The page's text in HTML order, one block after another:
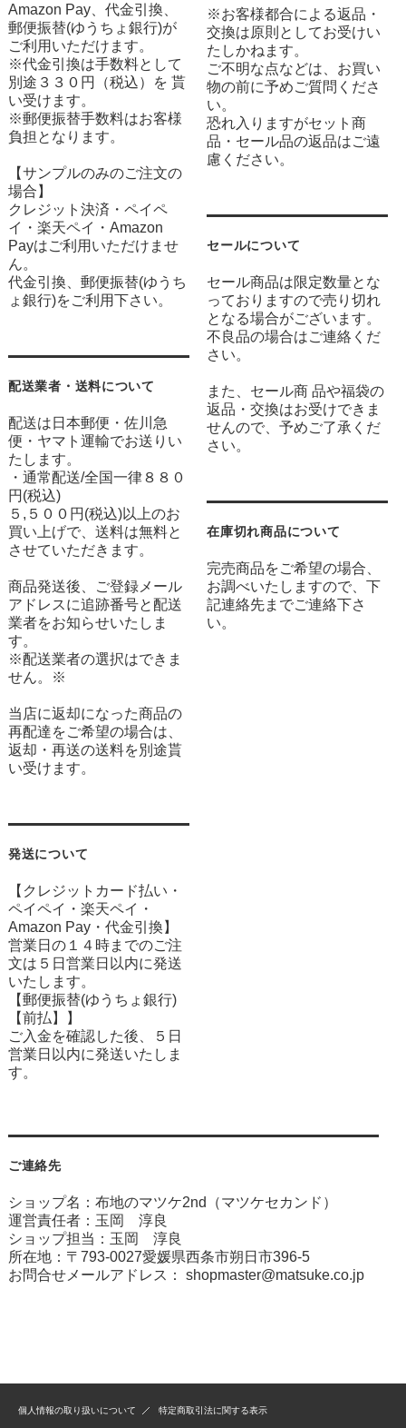
Amazon Pay、代金引換、
郵便振替(ゆうちょ銀行)が
ご利用いただけます。
※代金引換は手数料として
別途３３０円（税込）を 貰
い受けます。
※郵便振替手数料はお客様
負担となります。
【サンプルのみのご注文の
場合】
クレジット決済・ペイペ
イ・楽天ペイ・Amazon
Payはご利用いただけませ
ん。
代金引換、郵便振替(ゆうち
ょ銀行)をご利用下さい。
配送業者・送料について
配送は日本郵便・佐川急
便・ヤマト運輸でお送りい
たします。
・通常配送/全国一律８８０
円(税込)
５,５００円(税込)以上のお
買い上げで、送料は無料と
させていただきます。
商品発送後、ご登録メール
アドレスに追跡番号と配送
業者をお知らせいたしま
す。
※配送業者の選択はできま
せん。※
当店に返却になった商品の
再配達をご希望の場合は、
返却・再送の送料を別途貰
い受けます。
発送について
【クレジットカード払い・
ペイペイ・楽天ペイ・
Amazon Pay・ 代金引換】
営業日の１４時までのご注
文は５日営業日以内に発送
いたします。
【郵便振替(ゆうちょ銀行)
【前払】】
ご入金を確認した後、５日
営業日以内に発送いたしま
す。
※お客様都合による返品・
交換は原則としてお受けい
たしかねます。
ご不明な点などは、お買い
物の前に予めご質問くださ
い。
恐れ入りますがセット商
品・セール品の返品はご遠
慮ください。
セールについて
セール商品は限定数量とな
っておりますので売り切れ
となる場合がございます。
不良品の場合はご連絡くだ
さい。
また、セール商 品や福袋の
返品・交換はお受けできま
せんので、予めご了承くだ
さい。
在庫切れ商品について
完売商品をご希望の場合、
お調べいたしますので、下
記連絡先までご連絡下さ
い。
ご連絡先
ショップ名：布地のマツケ2nd（マツケセカンド）
運営責任者：玉岡 淳良
ショップ担当：玉岡 淳良
所在地：〒793-0027愛媛県西条市朔日市396-5
お問合せメールアドレス： shopmaster@matsuke.co.jp
個人情報の取り扱いについて 特定商取引法に関する表示